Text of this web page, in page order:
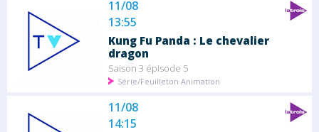
11/08
13:55
Kung Fu Panda : Le chevalier
dragon
Saison 3 épisode 5
Série/Feuilleton Animation
11/08
14:15